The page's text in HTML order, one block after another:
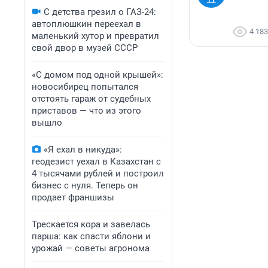
С детства грезил о ГАЗ-24:
автоплюшкин переехал в
маленький хутор и превратил
свой двор в музей СССР
«С домом под одной крышей»:
новосибирец попытался
отстоять гараж от судебных
приставов — что из этого
вышло
«Я ехал в никуда»:
геодезист уехал в Казахстан с
4 тысячами рублей и построил
бизнес с нуля. Теперь он
продает франшизы
Трескается кора и завелась
парша: как спасти яблони и
урожай — советы агронома
4 183